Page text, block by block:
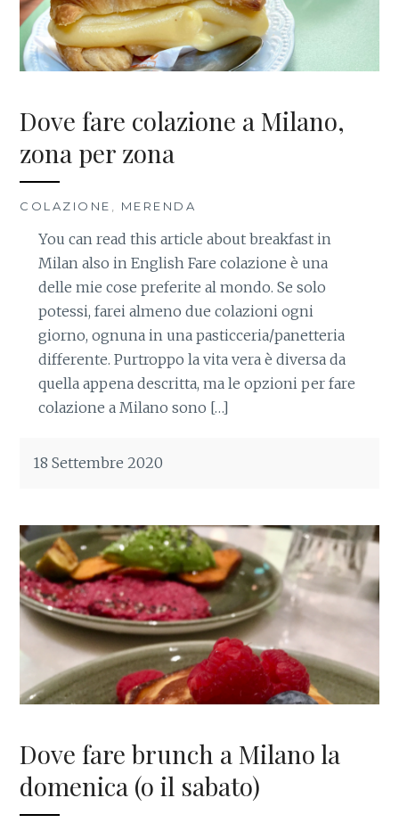
Dove fare colazione a Milano,
zona per zona
COLAZIONE , MERENDA
You can read this article about breakfast in
Milan also in English Fare colazione è una
delle mie cose preferite al mondo. Se solo
potessi, farei almeno due colazioni ogni
giorno, ognuna in una pasticceria/panetteria
differente. Purtroppo la vita vera è diversa da
quella appena descritta, ma le opzioni per fare
colazione a Milano sono […]
18 Settembre 2020
Dove fare brunch a Milano la
domenica (o il sabato)